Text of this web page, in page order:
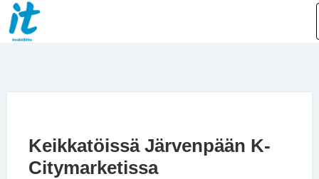
Keikkatöissä Järvenpään K-
Citymarketissa